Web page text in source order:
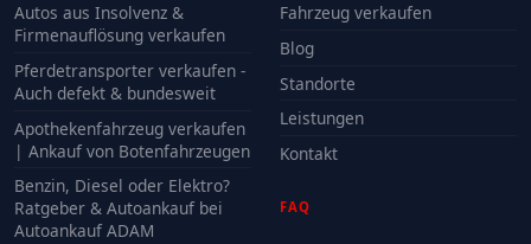
Autos aus Insolvenz &
Firmenauflösung verkaufen
Pferdetransporter verkaufen -
Auch defekt & bundesweit
Apothekenfahrzeug verkaufen
| Ankauf von Botenfahrzeugen
Benzin, Diesel oder Elektro?
Ratgeber & Autoankauf bei
Autoankauf ADAM
Fahrzeug verkaufen
Blog
Standorte
Leistungen
Kontakt
FAQ